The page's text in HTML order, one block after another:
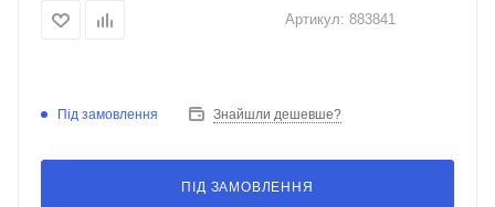
Артикул: 883841
Під замовлення Знайшли дешевше?
ПІД ЗАМОВЛЕННЯ